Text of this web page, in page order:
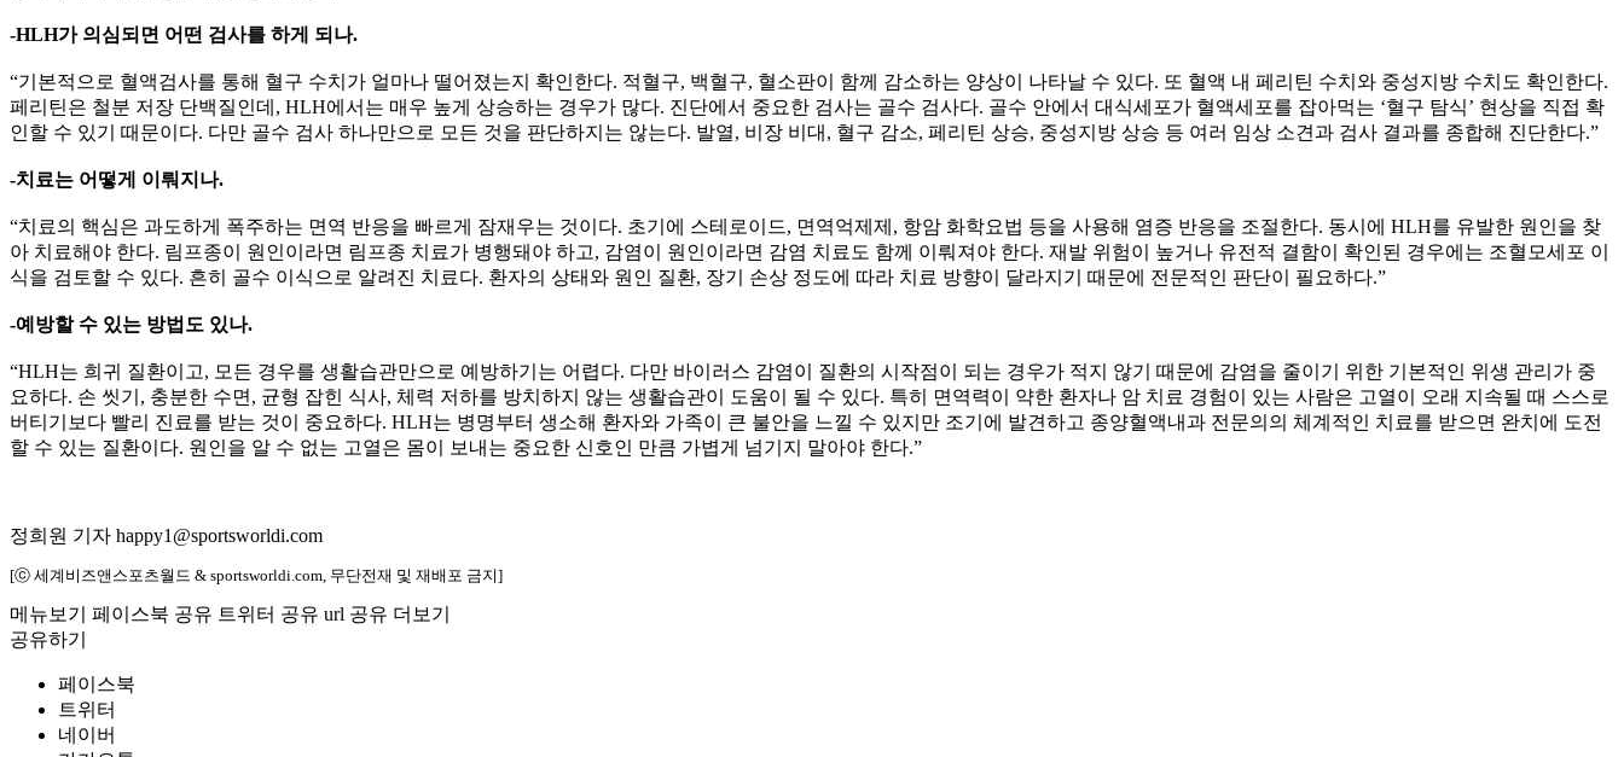
-HLH가 의심되면 어떤 검사를 하게 되나.
“기본적으로 혈액검사를 통해 혈구 수치가 얼마나 떨어졌는지 확인한다. 적혈구, 백혈구, 혈소판이 함께 감소하는 양상이 나타날 수 있다. 또 혈액 내 페리틴 수치와 중성지방 수치도 확인한다.
페리틴은 철분 저장 단백질인데, HLH에서는 매우 높게 상승하는 경우가 많다. 진단에서 중요한 검사는 골수 검사다. 골수 안에서 대식세포가 혈액세포를 잡아먹는 ‘혈구 탐식’ 현상을 직접 확
인할 수 있기 때문이다. 다만 골수 검사 하나만으로 모든 것을 판단하지는 않는다. 발열, 비장 비대, 혈구 감소, 페리틴 상승, 중성지방 상승 등 여러 임상 소견과 검사 결과를 종합해 진단한다.”
-치료는 어떻게 이뤄지나.
“치료의 핵심은 과도하게 폭주하는 면역 반응을 빠르게 잠재우는 것이다. 초기에 스테로이드, 면역억제제, 항암 화학요법 등을 사용해 염증 반응을 조절한다. 동시에 HLH를 유발한 원인을 찾
아 치료해야 한다. 림프종이 원인이라면 림프종 치료가 병행돼야 하고, 감염이 원인이라면 감염 치료도 함께 이뤄져야 한다. 재발 위험이 높거나 유전적 결함이 확인된 경우에는 조혈모세포 이
식을 검토할 수 있다. 흔히 골수 이식으로 알려진 치료다. 환자의 상태와 원인 질환, 장기 손상 정도에 따라 치료 방향이 달라지기 때문에 전문적인 판단이 필요하다.”
-예방할 수 있는 방법도 있나.
“HLH는 희귀 질환이고, 모든 경우를 생활습관만으로 예방하기는 어렵다. 다만 바이러스 감염이 질환의 시작점이 되는 경우가 적지 않기 때문에 감염을 줄이기 위한 기본적인 위생 관리가 중
요하다. 손 씻기, 충분한 수면, 균형 잡힌 식사, 체력 저하를 방치하지 않는 생활습관이 도움이 될 수 있다. 특히 면역력이 약한 환자나 암 치료 경험이 있는 사람은 고열이 오래 지속될 때 스스로
버티기보다 빨리 진료를 받는 것이 중요하다. HLH는 병명부터 생소해 환자와 가족이 큰 불안을 느낄 수 있지만 조기에 발견하고 종양혈액내과 전문의의 체계적인 치료를 받으면 완치에 도전
할 수 있는 질환이다. 원인을 알 수 없는 고열은 몸이 보내는 중요한 신호인 만큼 가볍게 넘기지 말아야 한다.”
정희원 기자 happy1@sportsworldi.com
[ⓒ 세계비즈앤스포츠월드 & sportsworldi.com, 무단전재 및 재배포 금지]
메뉴보기 페이스북 공유 트위터 공유 url 공유 더보기
공유하기
페이스북
트위터
네이버